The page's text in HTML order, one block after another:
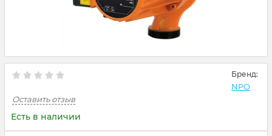
Бренд:
NPO
Оставить отзыв
Есть в наличии